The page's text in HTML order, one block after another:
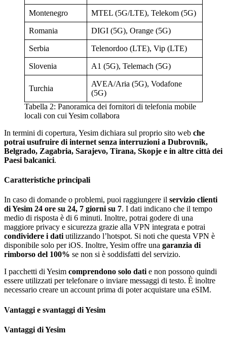
Montenegro MTEL (5G/LTE), Telekom (5G)
Romania DIGI (5G), Orange (5G)
Serbia Telenordoo (LTE), Vip (LTE)
Slovenia A1 (5G), Telemach (5G)
Turchia
AVEA/Aria (5G), Vodafone
(5G)
Tabella 2: Panoramica dei fornitori di telefonia mobile
locali con cui Yesim collabora
In termini di copertura, Yesim dichiara sul proprio sito web che
potrai usufruire di internet senza interruzioni a Dubrovnik,
Belgrado, Zagabria, Sarajevo, Tirana, Skopje e in altre città dei
Paesi balcanici.
Caratteristiche principali
In caso di domande o problemi, puoi raggiungere il servizio clienti
di Yesim 24 ore su 24, 7 giorni su 7. I dati indicano che il tempo
medio di risposta è di 6 minuti. Inoltre, potrai godere di una
maggiore privacy e sicurezza grazie alla VPN integrata e potrai
condividere i datiutilizzando l’hotspot. Si noti che questa VPN è
disponibile solo per iOS. Inoltre, Yesim offre una garanzia di
rimborso del 100% se non si è soddisfatti del servizio.
I pacchetti di Yesim comprendono solo datie non possono quindi
essere utilizzati per telefonare o inviare messaggi di testo. È inoltre
necessario creare un account prima di poter acquistare una eSIM.
Vantaggi e svantaggi di Yesim
Vantaggi di Yesim